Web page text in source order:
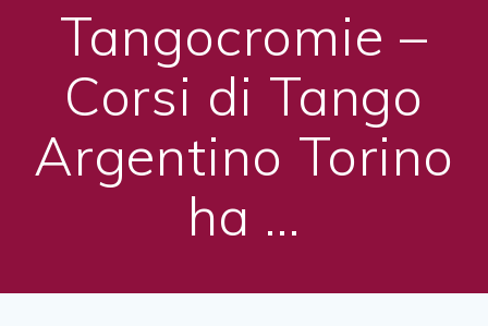
Tangocromie –
Corsi di Tango
Argentino Torino
ha …